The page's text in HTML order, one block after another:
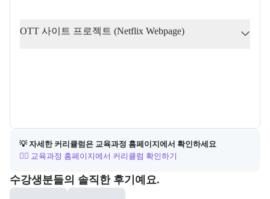
OTT 사이트 프로젝트 (Netflix Webpage)
💡 자세한 커리큘럼은 교육과정 홈페이지에서 확인하세요
👉🏻 교육과정 홈페이지에서 커리큘럼 확인하기
포폴&후기
수강생분들의 솔직한 후기예요.